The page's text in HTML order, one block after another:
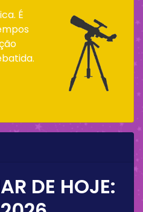
É
DE HOJE: